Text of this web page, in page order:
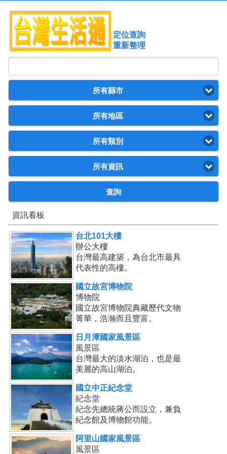
定位查詢
重新整理
所有縣市
所有地區
所有類別
所有資訊
查詢
資訊看板
台北101大樓
辦公大樓
台灣最高建築，為台北市最具
代表性的高樓。
國立故宮博物院
博物院
國立故宮博物院典藏歷代文物
菁華，浩瀚而且豐富。
日月潭國家風景區
風景區
台灣最大的淡水湖泊，也是最
美麗的高山湖泊。
國立中正紀念堂
紀念堂
紀念先總統蔣公而設立，兼負
紀念館及博物館功能。
阿里山國家風景區
風景區